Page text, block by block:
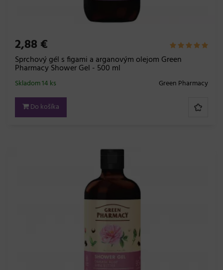
2,88 €
Sprchový gél s figami a arganovým olejom Green
Pharmacy Shower Gel - 500 ml
Green Pharmacy
Skladom 14 ks
Do košíka